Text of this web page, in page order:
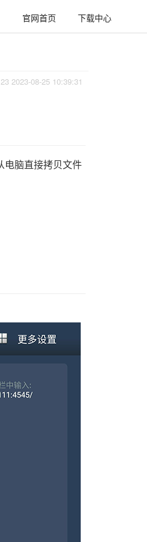
官网首页 下载中心
2023-08-25 10:39:31
电脑直接拷贝文件